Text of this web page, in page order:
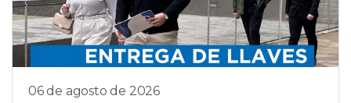
06 de agosto de 2026